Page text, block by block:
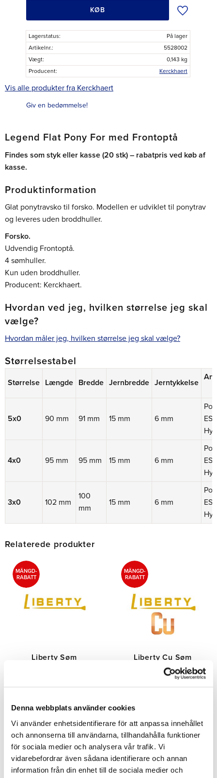
Denna webbplats använder cookies
Vi använder enhetsidentifierare för att anpassa innehållet
och annonserna till användarna, tillhandahålla funktioner
för sociala medier och analysera vår trafik. Vi
vidarebefordrar även sådana identifierare och annan
information från din enhet till de sociala medier och
KØB Tilføj til
Lagerstatus
På lager
Artikelnr.
5528002
Vægt
0,143 kg
Producent
Kerckhaert
Vis alle produkter fra Kerckhaert
Giv en bedømmelse!
Legend Flat Pony For med Frontoptå
Findes som styk eller kasse (20 stk) – rabatpris ved køb af
kasse.
Produktinformation
Glat ponytravsko til forsko. Modellen er udviklet til ponytrav
og leveres uden broddhuller.
Forsko.
Udvendig Frontoptå.
4 sømhuller.
Kun uden broddhuller.
Producent: Kerckhaert.
Hvordan ved jeg, hvilken størrelse jeg skal
vælge?
Hvordan måler jeg, hvilken størrelse jeg skal vælge?
Størrelsestabel
Størrelse Længde Bredde Jernbredde Jerntykkelse
5x0 90 mm 91 mm 15 mm 6 mm
4x0 95 mm 95 mm 15 mm 6 mm
3x0 102 mm
100
mm
15 mm 6 mm
Relaterede produkter
Liberty Søm
134,00
MÄNGD-
RABATT
Tilføj til ønskeliste
Liberty Cu Søm
CU er en helt ny søm, der er
beklædt med antimikrobielt
176,00
MÄNGD-
RABATT